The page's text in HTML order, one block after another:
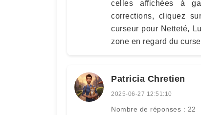
celles affichées à
corrections, cliquez
curseur pour Netteté,
zone en regard du
Patricia Chretien
2025-06-27 12:51:10
Nombre de réponses : 22